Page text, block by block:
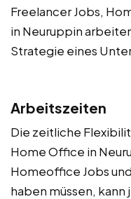
Freelancer Jobs,
in Neuruppin
Strategie eines
Arbeitszeiten
Die zeitliche
Home Office in
Homeoffice Jobs
haben müssen,